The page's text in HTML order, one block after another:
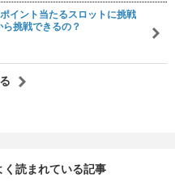
イント当たるスロットに挑戦
挑戦できるの？
く読まれている記事